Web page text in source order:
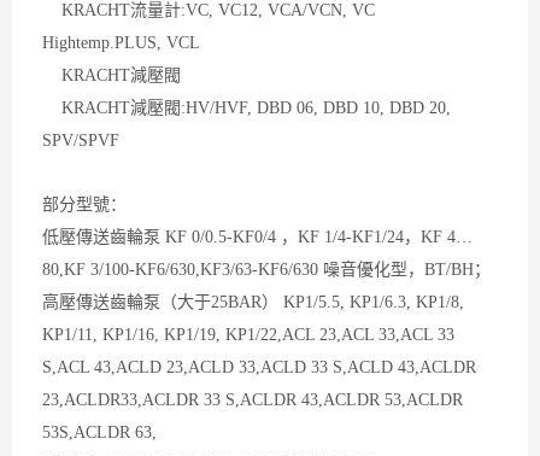
KRACHT流量計:VC, VC12, VCA/VCN, VC
Hightemp.PLUS, VCL
KRACHT減壓閥
KRACHT減壓閥:HV/HVF, DBD 06, DBD 10, DBD 20,
SPV/SPVF
部分型號：
低壓傳送齒輪泵 KF 0/0.5-KF0/4 ，KF 1/4-KF1/24，KF 4…
80,KF 3/100-KF6/630,KF3/63-KF6/630 噪音優化型，BT/BH；
高壓傳送齒輪泵（大于25BAR） KP1/5.5, KP1/6.3, KP1/8,
KP1/11, KP1/16, KP1/19, KP1/22,ACL 23,ACL 33,ACL 33
S,ACL 43,ACLD 23,ACLD 33,ACLD 33 S,ACLD 43,ACLDR
23,ACLDR33,ACLDR 33 S,ACLDR 43,ACLDR 53,ACLDR
53S,ACLDR 63,